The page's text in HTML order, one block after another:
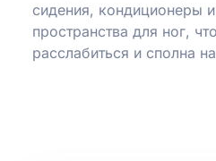
сидения, кондиционеры
пространства для ног,
расслабиться и сполна